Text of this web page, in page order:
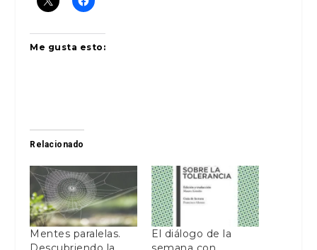
Me gusta esto:
Relacionado
Mentes paralelas.
El diálogo de la